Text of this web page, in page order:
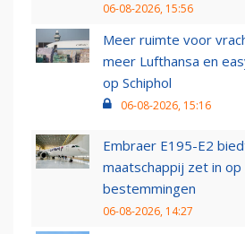
06-08-2026, 15:56
Meer ruimte voor
meer Lufthansa en
op Schiphol
06-08-2026, 15:16
Embraer E195-E2
maatschappij zet in op
bestemmingen
06-08-2026, 14:27